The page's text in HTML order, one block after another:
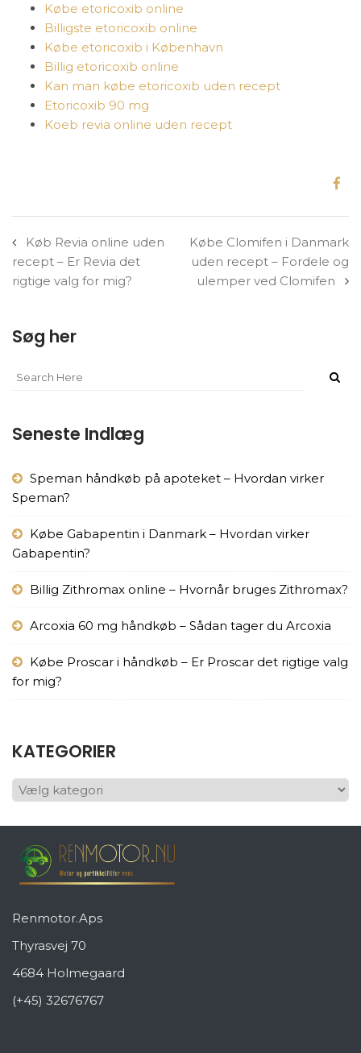
Købe etoricoxib online
Billigste etoricoxib online
Købe etoricoxib i København
Billig etoricoxib online
Kan man købe etoricoxib uden recept
Etoricoxib 90 mg
Koeb revia online uden recept
Køb Revia online uden
recept – Er Revia det
rigtige valg for mig?
Købe Clomifen i Danmark
uden recept – Fordele og
ulemper ved Clomifen
Søg her
Seneste Indlæg
Speman håndkøb på apoteket – Hvordan virker
Speman?
Købe Gabapentin i Danmark – Hvordan virker
Gabapentin?
Billig Zithromax online – Hvornår bruges Zithromax?
Arcoxia 60 mg håndkøb – Sådan tager du Arcoxia
Købe Proscar i håndkøb – Er Proscar det rigtige valg
for mig?
KATEGORIER
KATEGORIER
Renmotor.Aps
Thyrasvej 70
4684 Holmegaard
(+45) 32676767